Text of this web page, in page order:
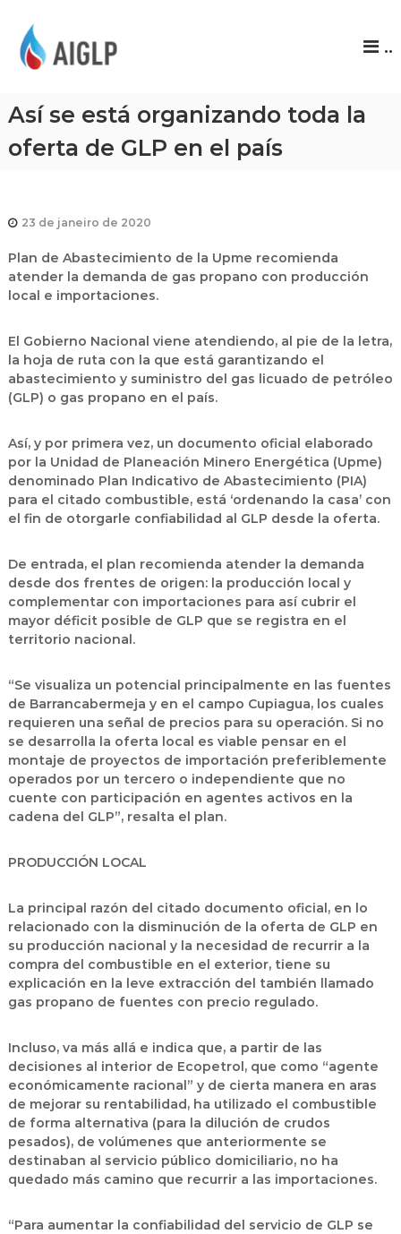
P
..
Así se está organizando toda la
oferta de GLP en el país
23 de janeiro de 2020
Plan de Abastecimiento de la Upme recomienda
atender la demanda de gas propano con producción
local e importaciones.
El Gobierno Nacional viene atendiendo, al pie de la letra,
la hoja de ruta con la que está garantizando el
abastecimiento y suministro del gas licuado de petróleo
(GLP) o gas propano en el país.
Así, y por primera vez, un documento oficial elaborado
por la Unidad de Planeación Minero Energética (Upme)
denominado Plan Indicativo de Abastecimiento (PIA)
para el citado combustible, está ‘ordenando la casa’ con
el fin de otorgarle confiabilidad al GLP desde la oferta.
De entrada, el plan recomienda atender la demanda
desde dos frentes de origen: la producción local y
complementar con importaciones para así cubrir el
mayor déficit posible de GLP que se registra en el
territorio nacional.
“Se visualiza un potencial principalmente en las fuentes
de Barrancabermeja y en el campo Cupiagua, los cuales
requieren una señal de precios para su operación. Si no
se desarrolla la oferta local es viable pensar en el
montaje de proyectos de importación preferiblemente
operados por un tercero o independiente que no
cuente con participación en agentes activos en la
cadena del GLP”, resalta el plan.
PRODUCCIÓN LOCAL
La principal razón del citado documento oficial, en lo
relacionado con la disminución de la oferta de GLP en
su producción nacional y la necesidad de recurrir a la
compra del combustible en el exterior, tiene su
explicación en la leve extracción del también llamado
gas propano de fuentes con precio regulado.
Incluso, va más allá e indica que, a partir de las
decisiones al interior de Ecopetrol, que como “agente
económicamente racional” y de cierta manera en aras
de mejorar su rentabilidad, ha utilizado el combustible
de forma alternativa (para la dilución de crudos
pesados), de volúmenes que anteriormente se
destinaban al servicio público domiciliario, no ha
quedado más camino que recurrir a las importaciones.
“Para aumentar la confiabilidad del servicio de GLP se